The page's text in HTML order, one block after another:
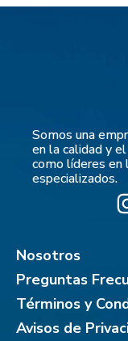
Somos una
en la calidad y
como líderes en
especializados.
Nosotros
Preguntas
Términos y
Avisos de